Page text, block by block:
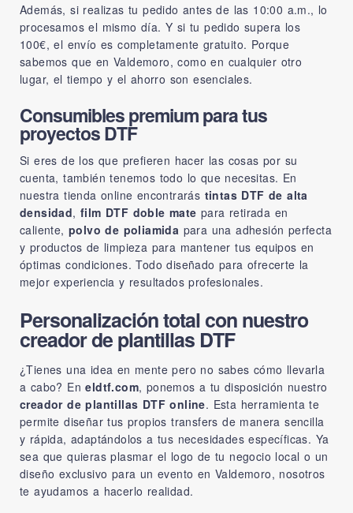
Además, si realizas tu pedido antes de las 10:00 a.m., lo
procesamos el mismo día. Y si tu pedido supera los
100€, el envío es completamente gratuito. Porque
sabemos que en Valdemoro, como en cualquier otro
lugar, el tiempo y el ahorro son esenciales.
Consumibles premium para tus
proyectos DTF
Si eres de los que prefieren hacer las cosas por su
cuenta, también tenemos todo lo que necesitas. En
nuestra tienda online encontrarás tintas DTF de alta
densidad,film DTF doble mate para retirada en
caliente, polvo de poliamida para una adhesión perfecta
y productos de limpieza para mantener tus equipos en
óptimas condiciones. Todo diseñado para ofrecerte la
mejor experiencia y resultados profesionales.
Personalización total con nuestro
creador de plantillas DTF
¿Tienes una idea en mente pero no sabes cómo llevarla
a cabo? Eneldtf.com, ponemos a tu disposición nuestro
creador de plantillas DTF online. Esta herramienta te
permite diseñar tus propios transfers de manera sencilla
y rápida, adaptándolos a tus necesidades específicas. Ya
sea que quieras plasmar el logo de tu negocio local o un
diseño exclusivo para un evento en Valdemoro, nosotros
te ayudamos a hacerlo realidad.